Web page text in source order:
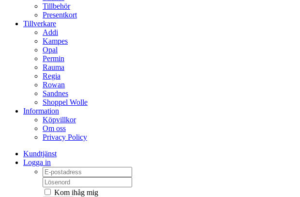
Tillbehör
Presentkort
Tillverkare
Addi
Kampes
Opal
Permin
Rauma
Regia
Rowan
Sandnes
Shoppel Wolle
Information
Köpvillkor
Om oss
Privacy Policy
Kundtjänst
Logga in
Kom ihåg mig